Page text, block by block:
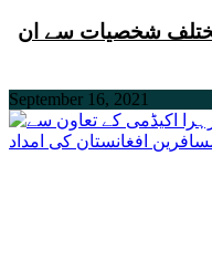
شخصیات سے ان
September 16, 2021